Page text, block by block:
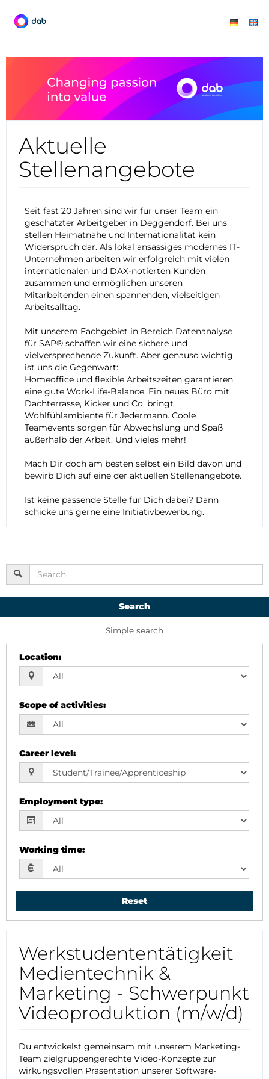
Aktuelle
Stellenangebote
Seit fast 20 Jahren sind wir für unser Team ein
geschätzter Arbeitgeber in Deggendorf. Bei uns
stellen Heimatnähe und Internationalität kein
Widerspruch dar. Als lokal ansässiges modernes IT-
Unternehmen arbeiten wir erfolgreich mit vielen
internationalen und DAX-notierten Kunden
zusammen und ermöglichen unseren
Mitarbeitenden einen spannenden, vielseitigen
Arbeitsalltag.
Mit unserem Fachgebiet in Bereich Datenanalyse
für SAP® schaffen wir eine sichere und
vielversprechende Zukunft. Aber genauso wichtig
ist uns die Gegenwart:
Homeoffice und flexible Arbeitszeiten garantieren
eine gute Work-Life-Balance. Ein neues Büro mit
Dachterrasse, Kicker und Co. bringt
Wohlfühlambiente für Jedermann. Coole
Teamevents sorgen für Abwechslung und Spaß
außerhalb der Arbeit. Und vieles mehr!
Mach Dir doch am besten selbst ein Bild davon und
bewirb Dich auf eine der aktuellen Stellenangebote.
Ist keine passende Stelle für Dich dabei? Dann
schicke uns gerne eine Initiativbewerbung.
Search
Simple search
Location:
Scope of activities:
Career level:
Employment type:
Working time:
Reset
Werkstudententätigkeit
Medientechnik &
Marketing - Schwerpunkt
Videoproduktion (m/w/d)
Du entwickelst gemeinsam mit unserem Marketing-
Team zielgruppengerechte Video-Konzepte zur
wirkungsvollen Präsentation unserer Software-